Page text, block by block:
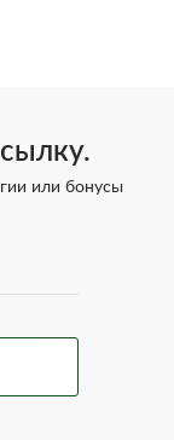
или бонусы